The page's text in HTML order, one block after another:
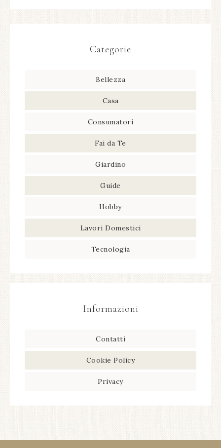
Categorie
Bellezza
Casa
Consumatori
Fai da Te
Giardino
Guide
Hobby
Lavori Domestici
Tecnologia
Informazioni
Contatti
Cookie Policy
Privacy